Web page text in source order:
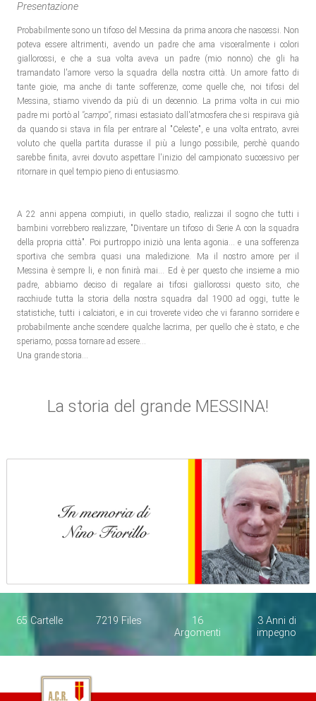
Presentazione
Probabilmente sono un tifoso del Messina da prima ancora che nascessi. Non
poteva essere altrimenti, avendo un padre che ama visceralmente i colori
giallorossi, e che a sua volta aveva un padre (mio nonno) che gli ha
tramandato l'amore verso la squadra della nostra città. Un amore fatto di
tante gioie, ma anche di tante sofferenze, come quelle che, noi tifosi del
Messina, stiamo vivendo da più di un decennio. La prima volta in cui mio
padre mi portò al "campo", rimasi estasiato dall'atmosfera che si respirava già
da quando si stava in fila per entrare al "Celeste", e una volta entrato, avrei
voluto che quella partita durasse il più a lungo possibile, perchè quando
sarebbe finita, avrei dovuto aspettare l'inizio del campionato successivo per
ritornare in quel tempio pieno di entusiasmo.
A 22 anni appena compiuti, in quello stadio, realizzai il sogno che tutti i
bambini vorrebbero realizzare, "Diventare un tifoso di Serie A con la squadra
della propria città". Poi purtroppo iniziò una lenta agonia... e una sofferenza
sportiva che sembra quasi una maledizione. Ma il nostro amore per il
Messina è sempre li, e non finirà mai... Ed è per questo che insieme a mio
padre, abbiamo deciso di regalare ai tifosi giallorossi questo sito, che
racchiude tutta la storia della nostra squadra dal 1900 ad oggi, tutte le
statistiche, tutti i calciatori, e in cui troverete video che vi faranno sorridere e
probabilmente anche scendere qualche lacrima, per quello che è stato, e che
speriamo, possa tornare ad essere...
Una grande storia...
La storia del grande MESSINA!
65 Cartelle 7219 Files
16
Argomenti
3 Anni di
impegno